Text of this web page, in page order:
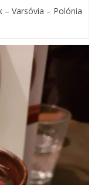
– Varsóvia – Polónia